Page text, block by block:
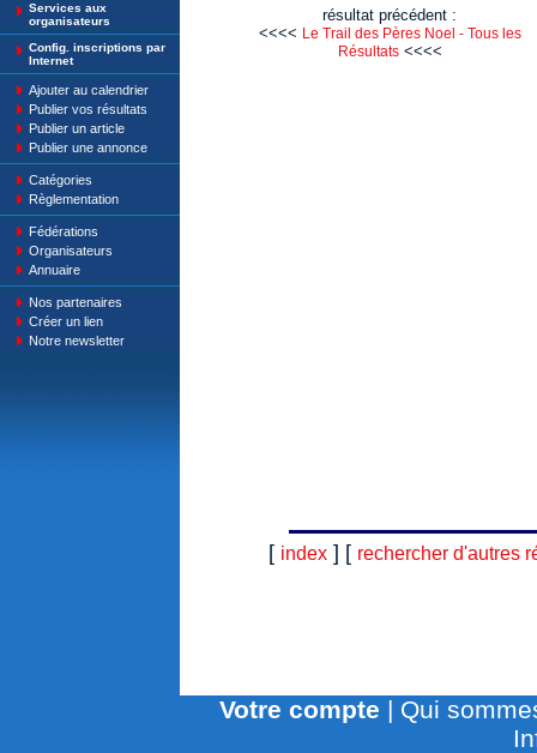
Services aux
organisateurs
Config. inscriptions par
Internet
Ajouter au calendrier
Publier vos résultats
Publier un article
Publier une annonce
Catégories
Règlementation
Fédérations
Organisateurs
Annuaire
Nos partenaires
Créer un lien
Notre newsletter
résultat précédent :
<<<< Le Trail des Pères Noel - Tous les
Résultats<<<<
[ index] [ rechercher d'autres
Votre compte | Qui